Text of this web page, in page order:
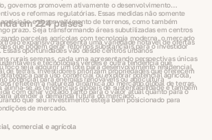
governos promovem ativamente o desenvolvimento
e reformas regulatórias. Essas medidas não somente
e desenvolvimento de terrenos, como também
prazo. Seja transformando áreas subutilizadas em centros
parcelas agrícolas com tecnologia moderna, o mercado
que podem gerar retornos substanciais para o investidor
e tecnologias verdes é outra tendência que
de terras. Investidores priorizam propriedades que oferecem
potencial para energias renováveis ou agricultura
alinha-se às tendências globais de sustentabilidade e também
atender à demanda futura do mercado.
em 224 países
expansivo apresenta uma variedade notável de ofertas
oportunidades vão desde centros urbanos
rurais serenas, cada uma apresentando perspectivas únicas
foco seja adquirir um lote para desenvolvimento residencial,
para uso comercial ou explorar potencial agrícola,
refletem a natureza dinâmica do mercado global de terras.
com olhar voltado tanto para o valor atual quanto para o
que seu investimento esteja bem posicionado para
de mercado.
comercial e agrícola